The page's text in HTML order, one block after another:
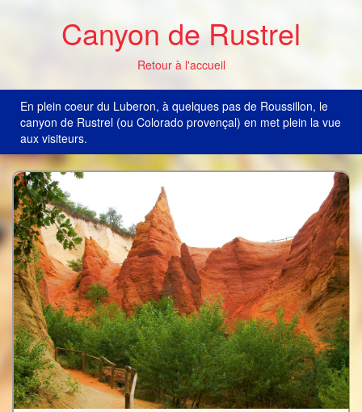
Canyon de Rustrel
Retour à l'accueil
En plein coeur du Luberon, à quelques pas de Roussillon, le
canyon de Rustrel (ou Colorado provençal) en met plein la vue
aux visiteurs.